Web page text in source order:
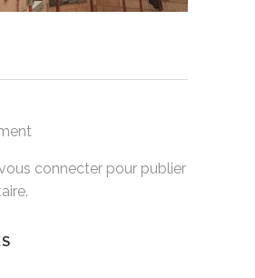
connecter pour publier